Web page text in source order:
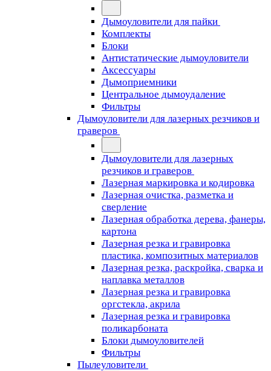
Дымоуловители для пайки
Комплекты
Блоки
Антистатические дымоуловители
Аксессуары
Дымоприемники
Центральное дымоудаление
Фильтры
Дымоуловители для лазерных резчиков и
граверов
Дымоуловители для лазерных
резчиков и граверов
Лазерная маркировка и кодировка
Лазерная очистка, разметка и
сверление
Лазерная обработка дерева, фанеры,
картона
Лазерная резка и гравировка
пластика, композитных материалов
Лазерная резка, раскройка, сварка и
наплавка металлов
Лазерная резка и гравировка
оргстекла, акрила
Лазерная резка и гравировка
поликарбоната
Блоки дымоуловителей
Фильтры
Пылеуловители